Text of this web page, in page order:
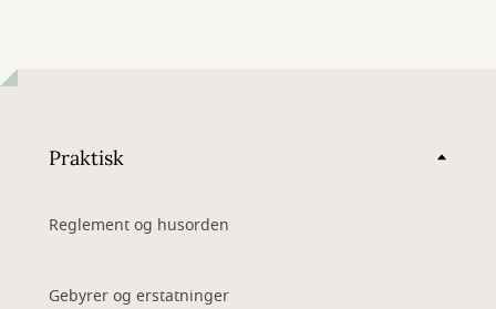
Praktisk
Reglement og husorden
Gebyrer og erstatninger